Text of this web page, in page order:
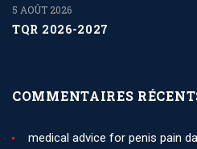
TQR 2026-2027
5 AOÛT 2026
COMMENTAIRES
medical advice for penis pain